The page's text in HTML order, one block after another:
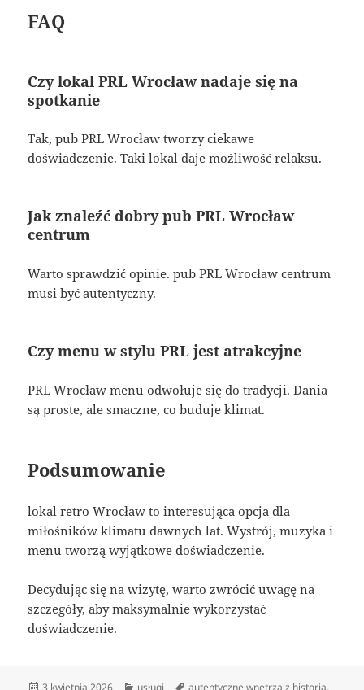
FAQ
Czy lokal PRL Wrocław nadaje się na
spotkanie
Tak, pub PRL Wrocław tworzy ciekawe
doświadczenie. Taki lokal daje możliwość relaksu.
Jak znaleźć dobry pub PRL Wrocław
centrum
Warto sprawdzić opinie. pub PRL Wrocław centrum
musi być autentyczny.
Czy menu w stylu PRL jest atrakcyjne
PRL Wrocław menu odwołuje się do tradycji. Dania
są proste, ale smaczne, co buduje klimat.
Podsumowanie
lokal retro Wrocław to interesująca opcja dla
miłośników klimatu dawnych lat. Wystrój, muzyka i
menu tworzą wyjątkowe doświadczenie.
Decydując się na wizytę, warto zwrócić uwagę na
szczegóły, aby maksymalnie wykorzystać
doświadczenie.
Data
3 kwietnia 2026 Kategorie
usługi Tagi
autentyczne wnętrza z historią,